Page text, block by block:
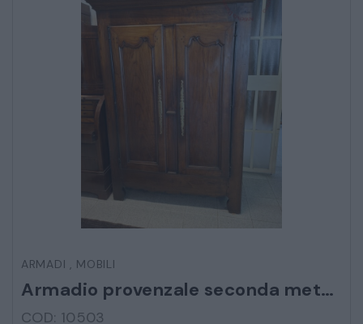
ARMADI
SALE DA PRANZO E SOGGIORNO
SEDIE POLTRONE DIVANI
ARMADI , MOBILI
Armadio provenzale seconda metà 700
COD: 10503